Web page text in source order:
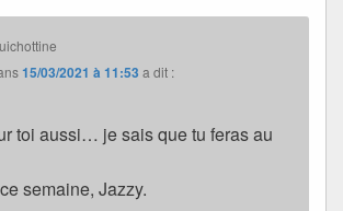
15/03/2021 à 11:53 a dit :
toi aussi… je sais que tu feras au
semaine, Jazzy.